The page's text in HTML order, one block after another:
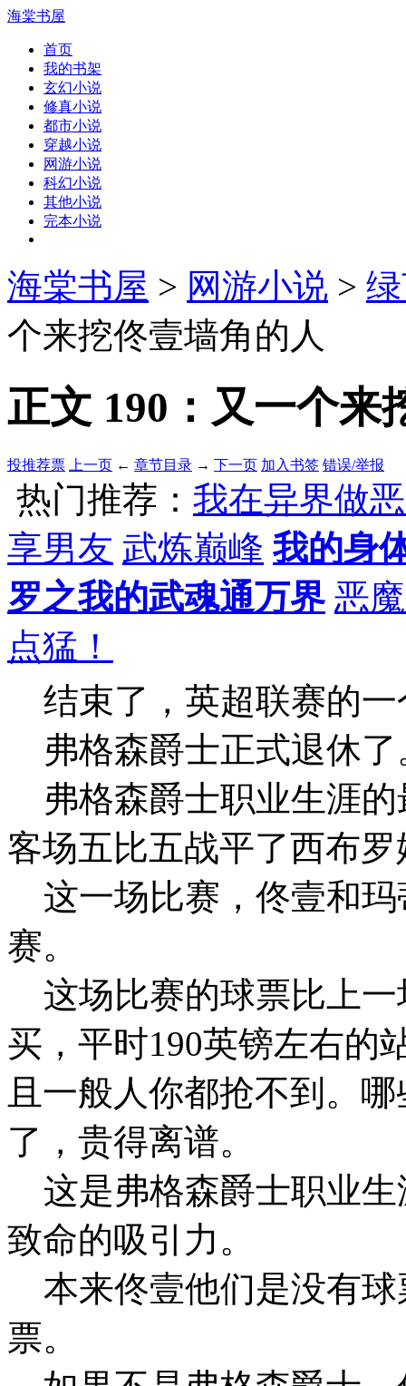
海棠书屋
首页
我的书架
玄幻小说
修真小说
都市小说
穿越小说
网游小说
科幻小说
其他小说
完本小说
海棠书屋 > 网游小说 >
个来挖佟壹墙角的人
正文 190：又一个来
投推荐票 上一页 ← 章节目录 → 下一页 加入书签 错误/举报
热门推荐： 我在异界做
享男友 武炼巅峰 我的身
罗之我的武魂通万界 恶
点猛！
结束了，英超联赛的一
弗格森爵士正式退休了
弗格森爵士职业生涯的
客场五比五战平了西布
这一场比赛，佟壹和玛
赛。
这场比赛的球票比上一
买，平时190英镑左右的
且一般人你都抢不到。
了，贵得离谱。
这是弗格森爵士职业生
致命的吸引力。
本来佟壹他们是没有球
票。